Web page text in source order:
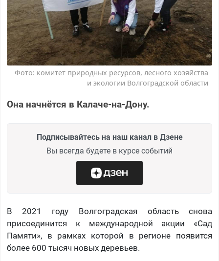
Фото: комитет природных ресурсов, лесного хозяйства
и экологии Волгоградской области
Она начнётся в Калаче-на-Дону.
Подписывайтесь на наш канал в Дзене
Вы всегда будете в курсе событий
В 2021 году Волгоградская область снова
присоединится к международной акции «Сад
Памяти», в рамках которой в регионе появится
более 600 тысяч новых деревьев.